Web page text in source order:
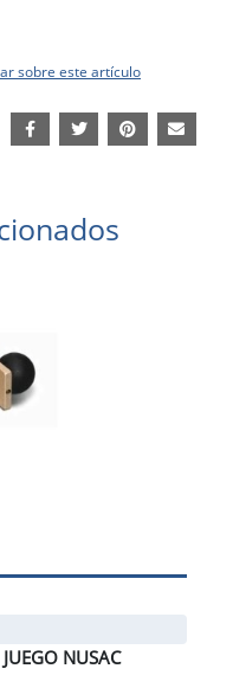
sobre este artículo
NUSAC